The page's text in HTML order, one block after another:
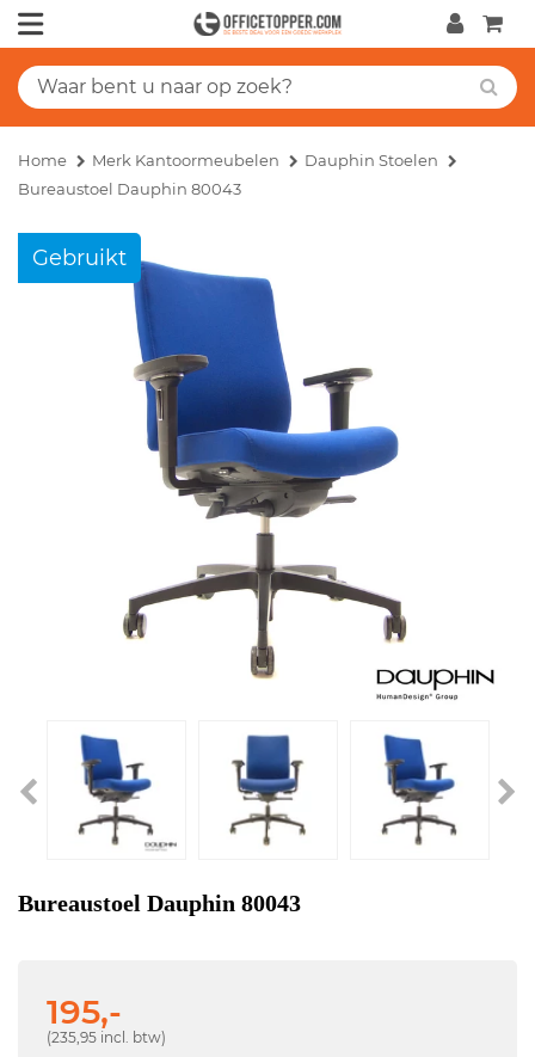
Home Merk Kantoormeubelen
Dauphin Stoelen
Bureaustoel Dauphin 80043
Gebruikt
Bureaustoel Dauphin 80043
195,-
(235,95 incl. btw)